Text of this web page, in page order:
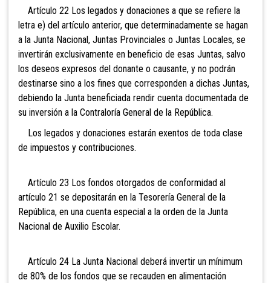
Artículo 22 Los legados y donaciones a que se refiere la
letra e) del artículo anterior, que determinadamente se hagan
a la Junta Nacional, Juntas Provinciales o Juntas Locales, se
invertirán exclusivamente en beneficio de esas Juntas, salvo
los deseos expresos del donante o causante, y no podrán
destinarse sino a los fines que corresponden a dichas Juntas,
debiendo la Junta beneficiada rendir cuenta documentada de
su inversión a la Contraloría General de la República.
Los legados y donaciones estarán exentos de toda clase
de impuestos y contribuciones.
Artículo 23 Los fondos otorgados de conformidad al
artículo 21 se depositarán en la Tesorería General de la
República, en una cuenta especial a la orden de la Junta
Nacional de Auxilio Escolar.
Artículo 24 La Junta Nacional deberá invertir un mínimum
de 80% de los fondos que se recauden en alimentación